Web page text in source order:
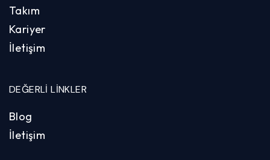
Takım
Kariyer
İletişim
DEĞERLI LINKLER
Blog
İletişim